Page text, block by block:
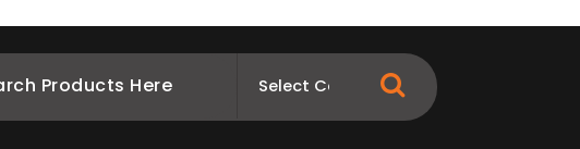
motos. Aquí está lo que necesitas